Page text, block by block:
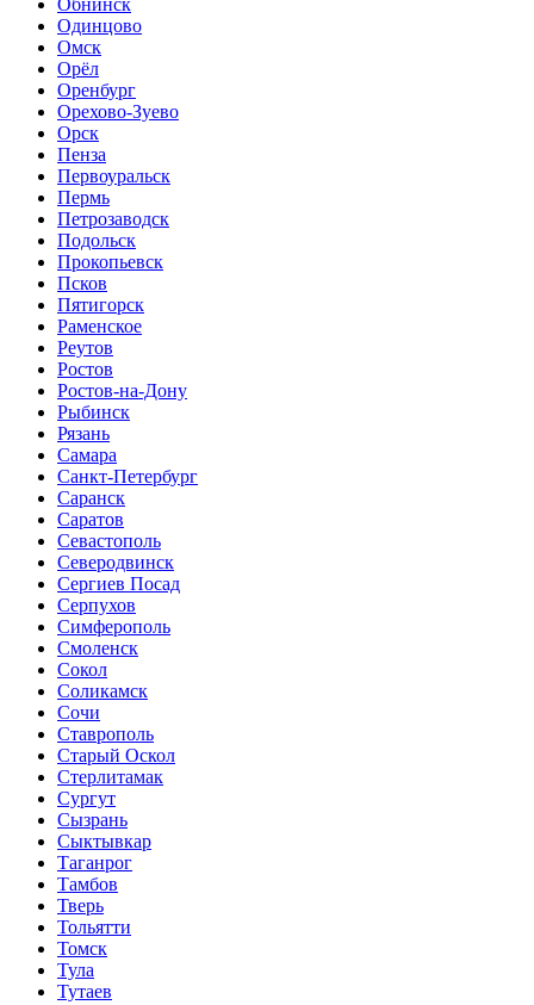
Обнинск
Одинцово
Омск
Орёл
Оренбург
Орехово-Зуево
Орск
Пенза
Первоуральск
Пермь
Петрозаводск
Подольск
Прокопьевск
Псков
Пятигорск
Раменское
Реутов
Ростов
Ростов-на-Дону
Рыбинск
Рязань
Самара
Санкт-Петербург
Саранск
Саратов
Севастополь
Северодвинск
Сергиев Посад
Серпухов
Симферополь
Смоленск
Сокол
Соликамск
Сочи
Ставрополь
Старый Оскол
Стерлитамак
Сургут
Сызрань
Сыктывкар
Таганрог
Тамбов
Тверь
Тольятти
Томск
Тула
Тутаев